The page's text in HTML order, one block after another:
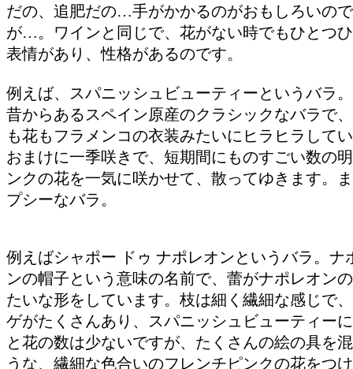
だの、追肥だの…手がかかるのがおもしろいの
が…。ワインと同じで、花がない時でもひとつ
表情があり、性格があるのです。
例えば、スパニッシュビューティーというバラ。
昔からあるスペイン原産のクラシックなバラで
も花もフラメンコの衣装みたいにヒラヒラして
おまけに一季咲きで、短期間にものすごい数の
ンクの花を一気に咲かせて、散ってゆきます。
プシーなバラ。
例えばシャポー ドゥ ナポレオンというバラ。ナ
ンの帽子という意味の名前で、蕾がナポレオン
たいな形をしています。枝は細く繊細な感じで
ゲがたくさんあり、スパニッシュビューティー
と花の数は少ないですが、たくさんの絵の具を
うな、繊細な色合いのフレンチピンクの花をつ